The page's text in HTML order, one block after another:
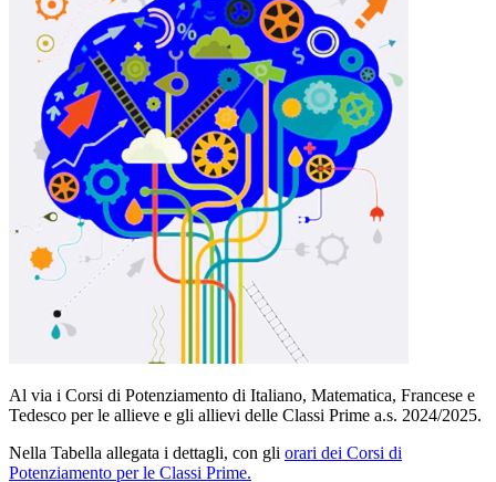
Al via i Corsi di Potenziamento di Italiano, Matematica, Francese e
Tedesco per le allieve e gli allievi delle Classi Prime a.s. 2024/2025.
Nella Tabella allegata i dettagli, con gli orari dei Corsi di
Potenziamento per le Classi Prime.